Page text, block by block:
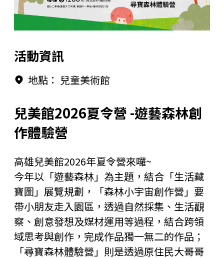
藝術生態園區
園區作品
創意標誌
周邊環境
高美之友
合作夥伴
美術館會員
開館時間
環境介紹
高美館
兒童美術館
藝術生態園區
活動資訊
地點： 兒童美術館
兒美館2026夏令營 -遊藝森林創
作體驗營
高雄兒美館2026年夏令營來囉~
今年以「遊藝森林」為主題，結合「生活藏
寶圖」展覽規劃，「森林小宇宙創作營」要
帶小朋友走入園區，透過自然採集、生活觀
察、創意發想及媒材運用等過程，結合跨領
域思考與創作，完成作品獨一無二的作品；
「尋寶森林體驗營」則是透過原住民大哥哥